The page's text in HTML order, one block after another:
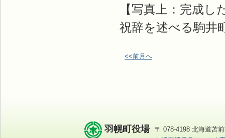
【写真上：完成
祝辞を述べる駒井
<<前月へ
羽幌町役場
〒 078-4198 北海道苫